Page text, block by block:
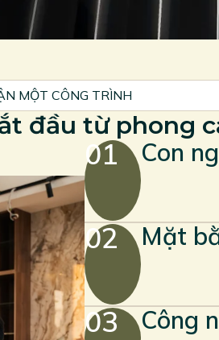
MỘT CÔNG TRÌNH
đầu từ phong
01 Con
02 Mặt
03 Công